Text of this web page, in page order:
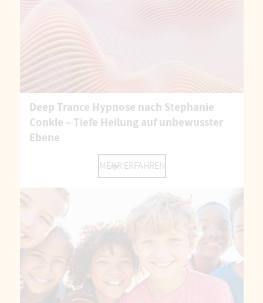
Deep Trance Hypnose nach Stephanie
Conkle – Tiefe Heilung auf unbewusster
Ebene
MEHR ERFAHREN